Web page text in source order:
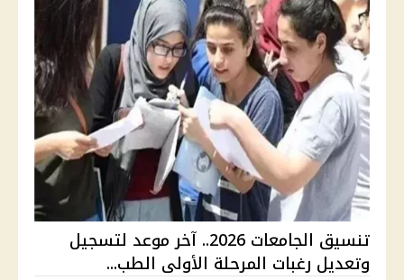
تنسيق الجامعات 2026.. آخر موعد لتسجيل
وتعديل رغبات المرحلة الأولى الطب...